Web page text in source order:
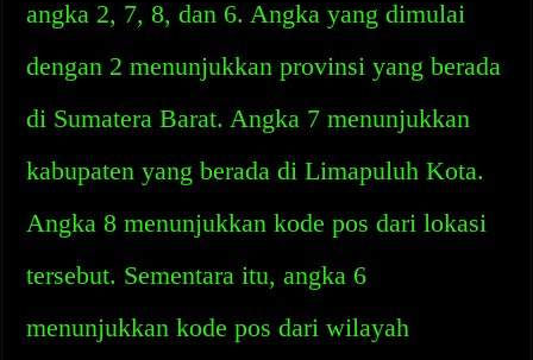
angka 2, 7, 8, dan 6. Angka yang dimulai
dengan 2 menunjukkan provinsi yang berada
di Sumatera Barat. Angka 7 menunjukkan
kabupaten yang berada di Limapuluh Kota.
Angka 8 menunjukkan kode pos dari lokasi
tersebut. Sementara itu, angka 6
menunjukkan kode pos dari wilayah